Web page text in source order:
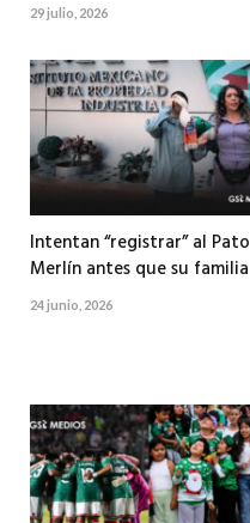
29 julio, 2026
Intentan “registrar” al Pato
Merlín antes que su familia
24 junio, 2026